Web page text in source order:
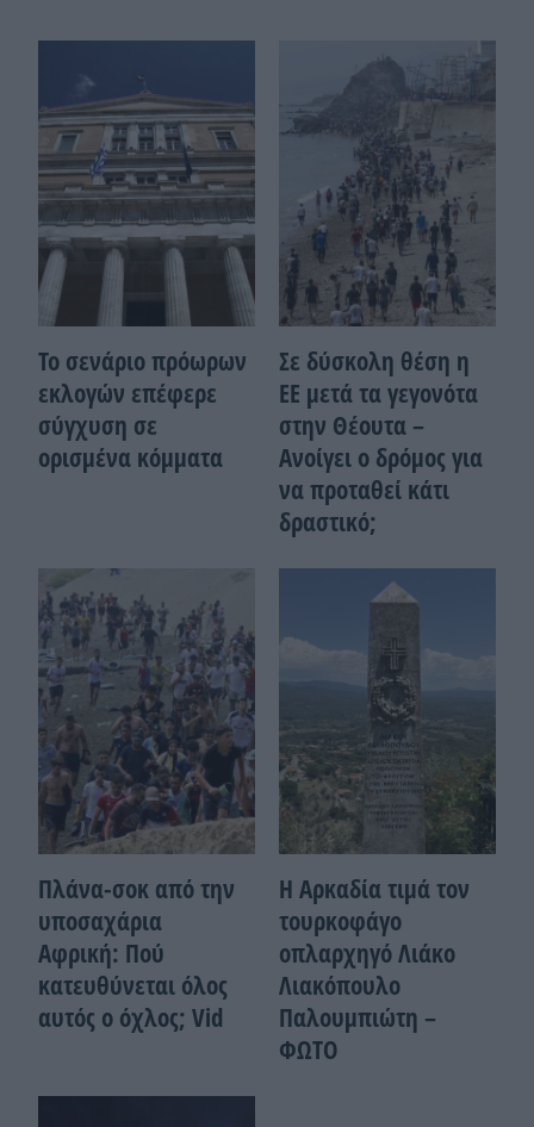
Το σενάριο πρόωρων
εκλογών επέφερε
σύγχυση σε
ορισμένα κόμματα
Σε δύσκολη θέση η
ΕΕ μετά τα γεγονότα
στην Θέουτα –
Ανοίγει ο δρόμος για
να προταθεί κάτι
δραστικό;
Πλάνα-σοκ από την
υποσαχάρια
Αφρική: Πού
κατευθύνεται όλος
αυτός ο όχλος; Vid
Η Αρκαδία τιμά τον
τουρκοφάγο
οπλαρχηγό Λιάκο
Λιακόπουλο
Παλουμπιώτη –
ΦΩΤΟ